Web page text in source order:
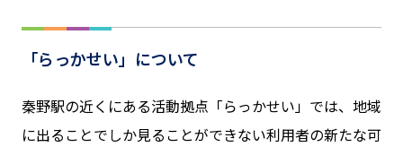
「らっかせい」について
秦野駅の近くにある活動拠点「らっかせい」では、地域
に出ることでしか見ることができない利用者の新たな可